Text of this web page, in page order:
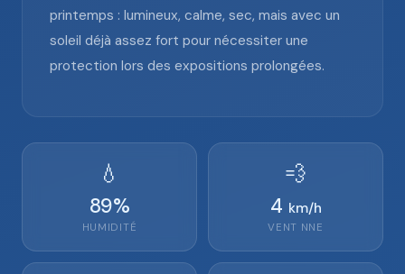
printemps : lumineux, calme, sec, mais avec un
soleil déjà assez fort pour nécessiter une
protection lors des expositions prolongées.
💧
89%
HUMIDITÉ
💨
4 km/h
VENT NNE